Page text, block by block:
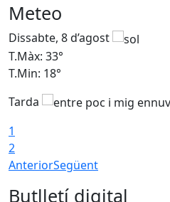
Meteo
Dissabte, 8 d’agost
T.Màx: 33°
T.Min: 18°
Tarda
1
2
AnteriorSegüent
Butlletí digital